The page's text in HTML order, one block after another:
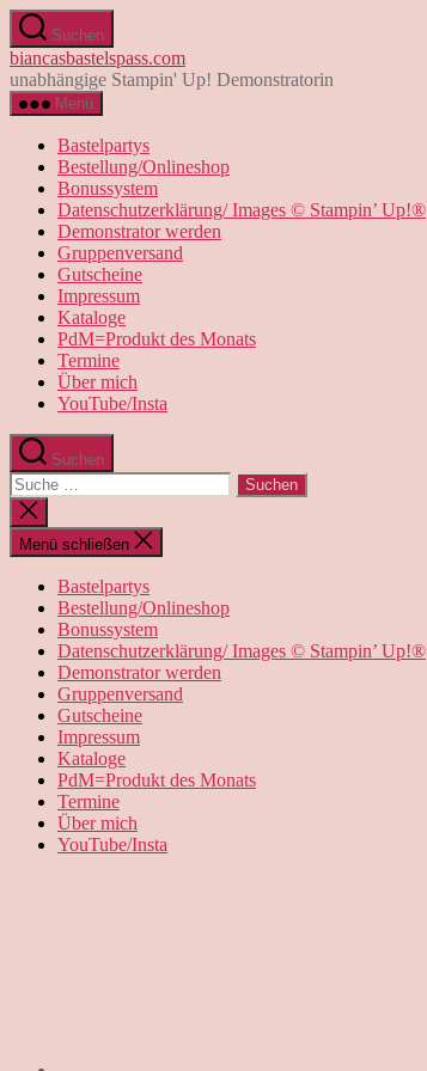
Direkt
zum
Inhalt
wechseln
Suchen
biancasbastelspass.com
unabhängige Stampin' Up! Demonstratorin
Menü
Bastelpartys
Bestellung/Onlineshop
Bonussystem
Datenschutzerklärung/ Images © Stampin’ Up!®
Demonstrator werden
Gruppenversand
Gutscheine
Impressum
Kataloge
PdM=Produkt des Monats
Termine
Über mich
YouTube/Insta
Suchen
Suche
nach:
Suche
schließen
Menü schließen
Bastelpartys
Bestellung/Onlineshop
Bonussystem
Datenschutzerklärung/ Images © Stampin’ Up!®
Demonstrator werden
Gruppenversand
Gutscheine
Impressum
Kataloge
PdM=Produkt des Monats
Termine
Über mich
YouTube/Insta